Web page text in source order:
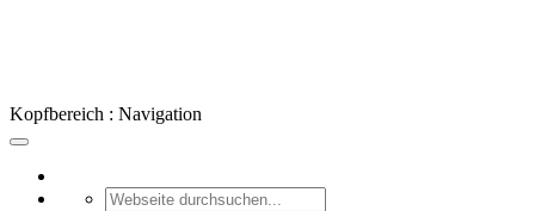
Kopfbereich : Navigation